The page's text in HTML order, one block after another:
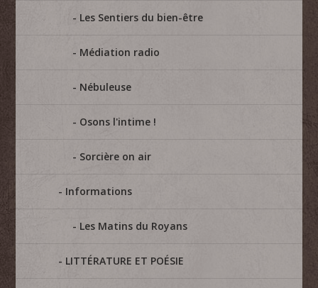
Les Sentiers du bien-être
Médiation radio
Nébuleuse
Osons l'intime !
Sorcière on air
Informations
Les Matins du Royans
LITTÉRATURE ET POÉSIE